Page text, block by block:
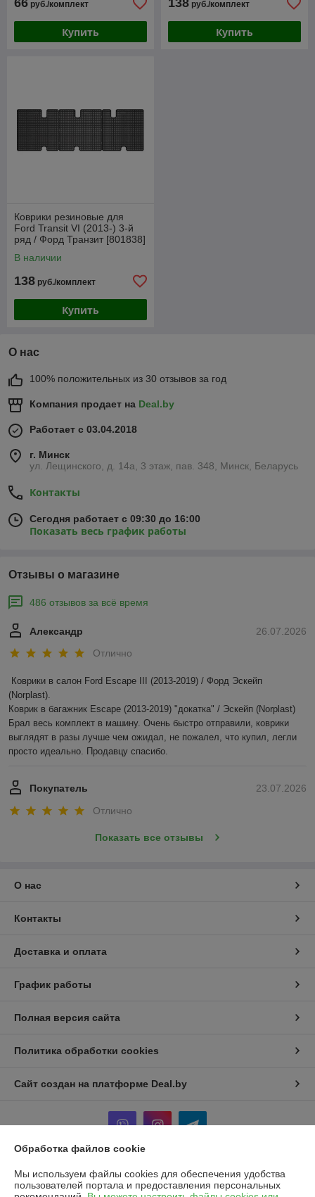
66 руб./комплект
Купить
138 руб./комплект
Купить
Коврики резиновые для
Ford Transit VI (2013-) 3-й
ряд / Форд Транзит [801838]
В наличии
138 руб./комплект
Купить
О нас
100% положительных из 30 отзывов за год
Компания продает на Deal.by
Работает с 03.04.2018
г. Минск
ул. Лещинского, д. 14а, 3 этаж, пав. 348, Минск, Беларусь
Контакты
Сегодня работает с 09:30 до 16:00
Показать весь график работы
Отзывы о магазине
486 отзывов за всё время
26.07.2026
Александр
Отлично
Коврики в салон Ford Escape III (2013-2019) / Форд Эскейп
(Norplast).
Коврик в багажник Escape (2013-2019) "докатка" / Эскейп (Norplast)
Брал весь комплект в машину. Очень быстро отправили, коврики
выглядят в разы лучше чем ожидал, не пожалел, что купил, легли
просто идеально. Продавцу спасибо.
23.07.2026
Покупатель
Отлично
Показать все отзывы
О нас
Контакты
Доставка и оплата
График работы
Полная версия сайта
Политика обработки cookies
Сайт создан на платформе Deal.by
Информация для покупателя
Обработка файлов cookie
Мы используем файлы cookies для обеспечения удобства
пользователей портала и предоставления персональных